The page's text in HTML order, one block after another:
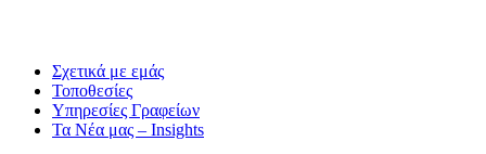
Σχετικά με εμάς
Τοποθεσίες
Υπηρεσίες Γραφείων
Τα Νέα μας – Insights